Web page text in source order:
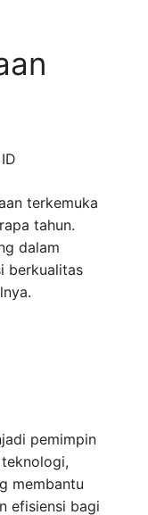
ID
terkemuka
tahun.
dalam
berkualitas
pemimpin
membantu
efisiensi bagi